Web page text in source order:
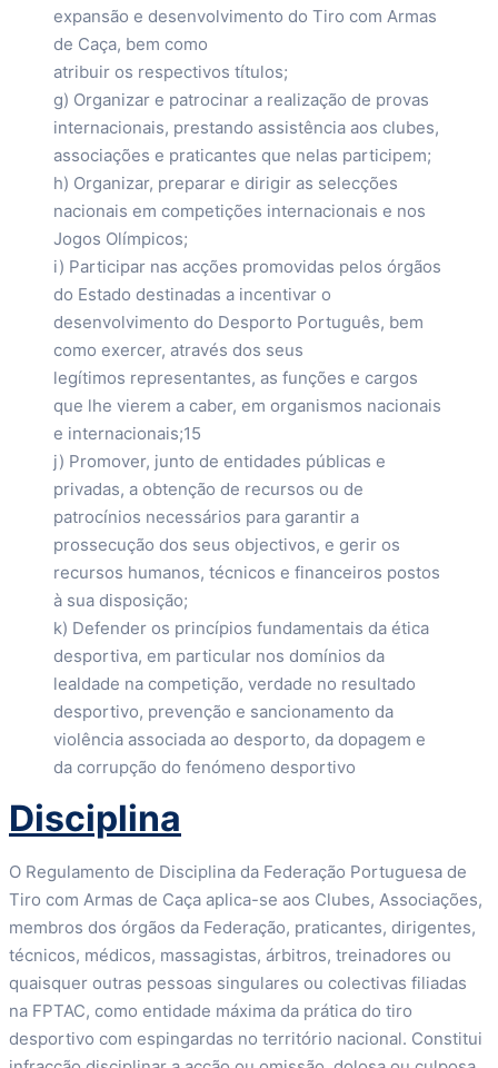
expansão e desenvolvimento do Tiro com Armas
de Caça, bem como
atribuir os respectivos títulos;
g) Organizar e patrocinar a realização de provas
internacionais, prestando assistência aos clubes,
associações e praticantes que nelas participem;
h) Organizar, preparar e dirigir as selecções
nacionais em competições internacionais e nos
Jogos Olímpicos;
i) Participar nas acções promovidas pelos órgãos
do Estado destinadas a incentivar o
desenvolvimento do Desporto Português, bem
como exercer, através dos seus
legítimos representantes, as funções e cargos
que lhe vierem a caber, em organismos nacionais
e internacionais;15
j) Promover, junto de entidades públicas e
privadas, a obtenção de recursos ou de
patrocínios necessários para garantir a
prossecução dos seus objectivos, e gerir os
recursos humanos, técnicos e financeiros postos
à sua disposição;
k) Defender os princípios fundamentais da ética
desportiva, em particular nos domínios da
lealdade na competição, verdade no resultado
desportivo, prevenção e sancionamento da
violência associada ao desporto, da dopagem e
da corrupção do fenómeno desportivo
Disciplina
O Regulamento de Disciplina da Federação Portuguesa de
Tiro com Armas de Caça aplica-se aos Clubes, Associações,
membros dos órgãos da Federação, praticantes, dirigentes,
técnicos, médicos, massagistas, árbitros, treinadores ou
quaisquer outras pessoas singulares ou colectivas filiadas
na FPTAC, como entidade máxima da prática do tiro
desportivo com espingardas no território nacional. Constitui